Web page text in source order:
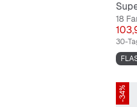
18
Preis
30-
-34%